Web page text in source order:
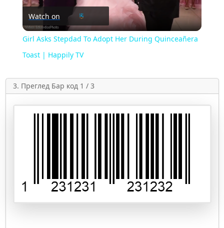
Video
Watch on
Girl Asks Stepdad To Adopt Her During Quinceañera
Toast | Happily TV
3. Преглед Бар код 1 / 3